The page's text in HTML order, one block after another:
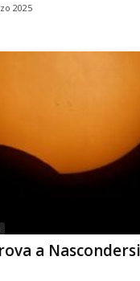
2025
a Nascondersi